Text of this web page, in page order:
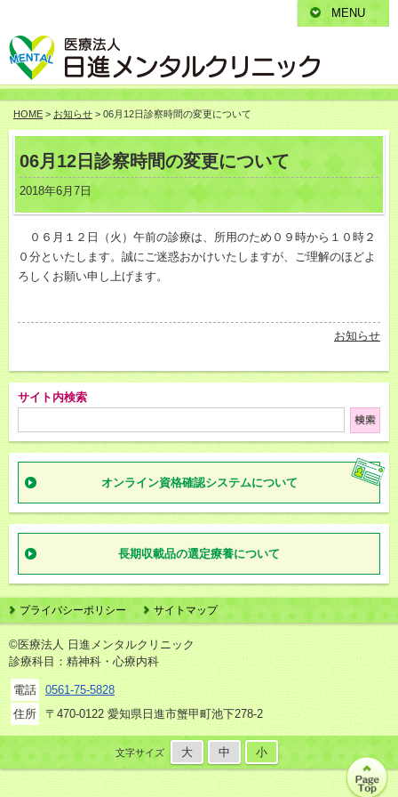
HOME > お知らせ > 06月12日診察時間の変更について
06月12日診察時間の変更について
2018年6月7日
０６月１２日（火）午前の診療は、所用のため０９時から１０時２
０分といたします。誠にご迷惑おかけいたしますが、ご理解のほどよ
ろしくお願い申し上げます。
お知らせ
MENU
サイト内検索
オンライン資格確認システムについて
長期収載品の選定療養について
プライバシーポリシー サイトマップ
©医療法人 日進メンタルクリニック
診療科目：精神科・心療内科
電話
0561-75-5828
住所
〒470-0122 愛知県日進市蟹甲町池下278-2
文字サイズ 大 中 小